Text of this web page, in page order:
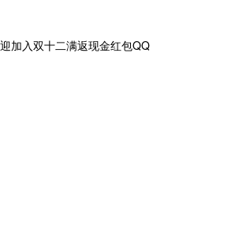
加入双十二满返现金红包QQ